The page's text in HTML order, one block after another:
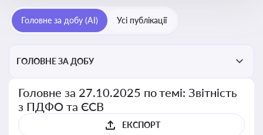
Головне за добу (AI) Усі публікації
ГОЛОВНЕ ЗА ДОБУ
Головне за 27.10.2025 по темі: Звітність
з ПДФО та ЄСВ
ЕКСПОРТ